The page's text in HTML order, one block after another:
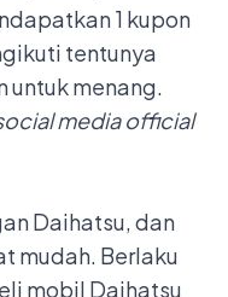
1 kupon
tentunya
untuk menang.
media official
Daihatsu, dan
mudah. Berlaku
mobil Daihatsu